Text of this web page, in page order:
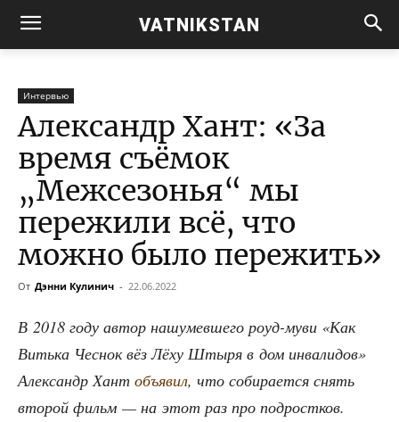
VATNIKSTAN
Интервью
Александр Хант: «За
время съёмок
„Межсезонья“ мы
пережили всё, что
можно было пережить»
От Дэнни Кулинич - 22.06.2022
В 2018 году автор нашу­мев­ше­го роуд-муви «Как
Вить­ка Чес­нок вёз Лёху Шты­ря в дом инва­ли­дов»
Алек­сандр Хант объ­явил, что соби­ра­ет­ся снять
вто­рой фильм — на этот раз про под­рост­ков.